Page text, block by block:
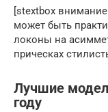
[stextbox
может быть
локоны на
прическах
Лучшие
году